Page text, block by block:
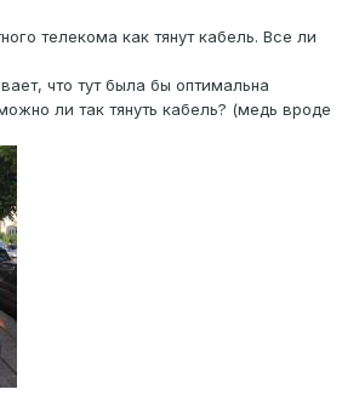
телекома как тянут кабель. Все ли
что тут была бы оптимальна
ли так тянуть кабель? (медь вроде